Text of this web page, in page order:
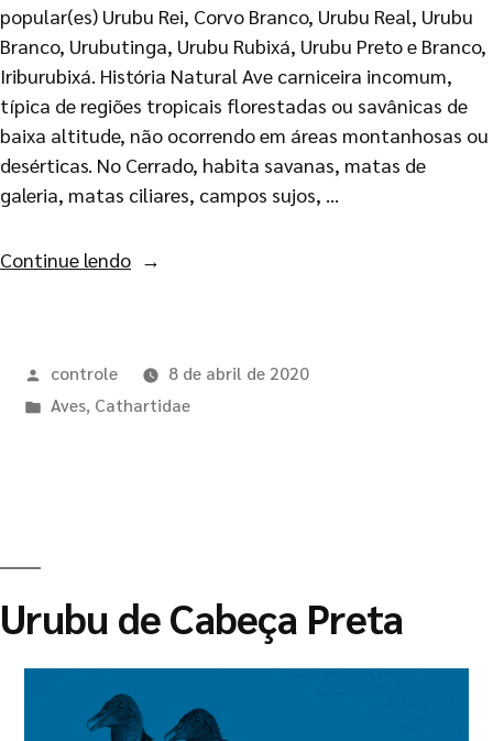
popular(es) Urubu Rei, Corvo Branco, Urubu Real, Urubu
Branco, Urubutinga, Urubu Rubixá, Urubu Preto e Branco,
Iriburubixá. História Natural Ave carniceira incomum,
típica de regiões tropicais florestadas ou savânicas de
baixa altitude, não ocorrendo em áreas montanhosas ou
desérticas. No Cerrado, habita savanas, matas de
galeria, matas ciliares, campos sujos, …
Continue lendo
controle
8 de abril de 2020
Aves, Cathartidae
Urubu de Cabeça Preta